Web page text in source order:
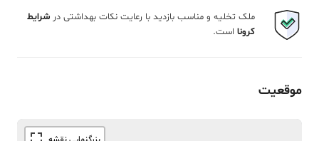
ملک تخلیه و مناسب بازدید با رعایت نکات بهداشتی در شرایط
کرونا است.
موقعیت